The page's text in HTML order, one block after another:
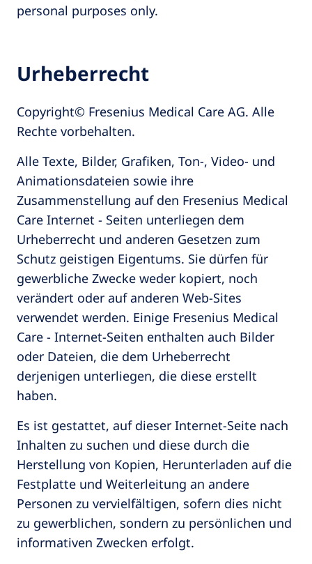
personal purposes only.
Urheberrecht
Copyright© Fresenius Medical Care AG. Alle
Rechte vorbehalten.
Alle Texte, Bilder, Grafiken, Ton-, Video- und
Animationsdateien sowie ihre
Zusammenstellung auf den Fresenius Medical
Care Internet - Seiten unterliegen dem
Urheberrecht und anderen Gesetzen zum
Schutz geistigen Eigentums. Sie dürfen für
gewerbliche Zwecke weder kopiert, noch
verändert oder auf anderen Web-Sites
verwendet werden. Einige Fresenius Medical
Care - Internet-Seiten enthalten auch Bilder
oder Dateien, die dem Urheberrecht
derjenigen unterliegen, die diese erstellt
haben.
Es ist gestattet, auf dieser Internet-Seite nach
Inhalten zu suchen und diese durch die
Herstellung von Kopien, Herunterladen auf die
Festplatte und Weiterleitung an andere
Personen zu vervielfältigen, sofern dies nicht
zu gewerblichen, sondern zu persönlichen und
informativen Zwecken erfolgt.